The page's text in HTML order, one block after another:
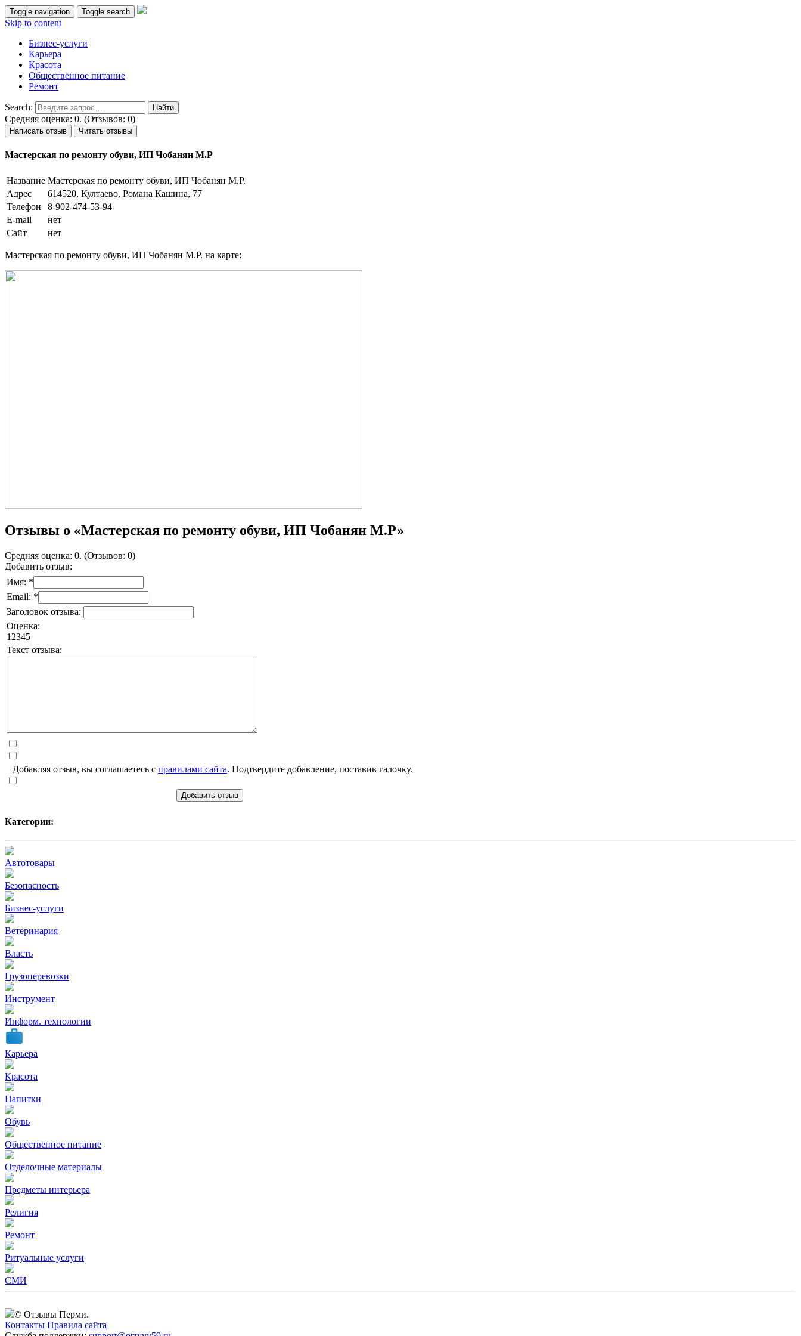
Toggle navigation Toggle search
Skip to content
Бизнес-услуги
Карьера
Красота
Общественное питание
Ремонт
Search:
Средняя оценка: 0. (Отзывов: 0)
Написать отзыв Читать отзывы
Мастерская по ремонту обуви, ИП Чобанян М.Р
Название Мастерская по ремонту обуви, ИП Чобанян М.Р.
Адрес
614520, Култаево, Романа Кашина, 77
Телефон
8-902-474-53-94
E-mail
нет
Сайт
нет
Мастерская по ремонту обуви, ИП Чобанян М.Р. на карте:
Отзывы о «Мастерская по ремонту обуви, ИП Чобанян М.Р»
Средняя оценка: 0. (Отзывов: 0)
Добавить отзыв:
Имя: *
Email: *
Заголовок отзыва:
Оценка:
1 2345
Текст отзыва:
Добавляя отзыв, вы соглашаетесь с правилами сайта. Подтвердите добавление, поставив галочку.
Добавить отзыв
Категории:
Автотовары
Безопасность
Бизнес-услуги
Ветеринария
Власть
Грузоперевозки
Инструмент
Информ. технологии
Карьера
Красота
Напитки
Обувь
Общественное питание
Отделочные материалы
Предметы интерьера
Религия
Ремонт
Ритуальные услуги
СМИ
© Отзывы Перми.
Контакты Правила сайта